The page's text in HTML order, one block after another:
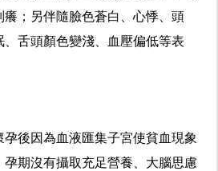
癢；另伴隨臉色蒼白、心悸、頭
舌頭顏色變淺、血壓偏低等表
後因為血液匯集子宮使貧血現象
孕期沒有攝取充足營養、大腦思慮